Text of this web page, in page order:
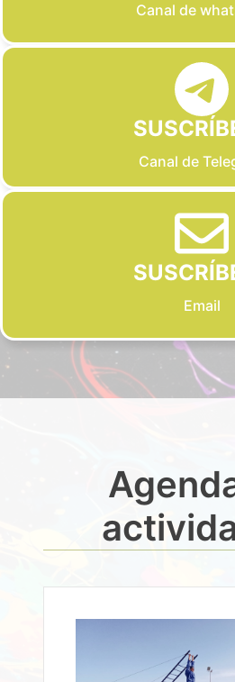
Canal de
Canal de
Email